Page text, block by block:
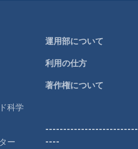
科学
ー
運用部について
利用の仕方
著作権について
----